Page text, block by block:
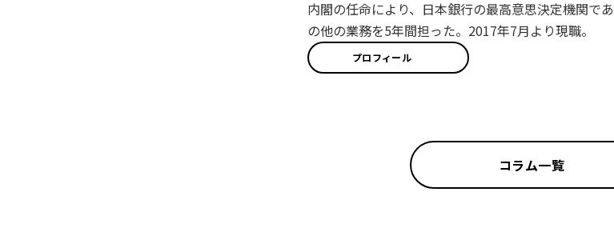
内閣の任命により、日本銀行の最高意思決定機関で
の他の業務を5年間担った。2017年7月より現職。
プロフィール
コラム一覧